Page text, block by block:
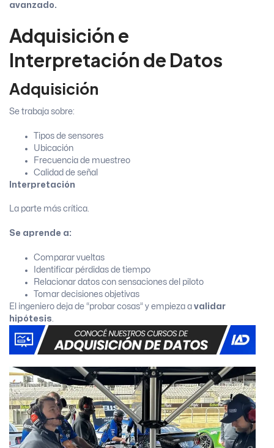
avanzado.
Adquisición e
Interpretación de Datos
Adquisición
Se trabaja sobre:
Tipos de sensores
Ubicación
Frecuencia de muestreo
Calidad de señal
Interpretación
La parte más crítica.
Se aprende a:
Comparar vueltas
Identificar pérdidas de tiempo
Relacionar datos con sensaciones del piloto
Tomar decisiones objetivas
El ingeniero deja de “probar cosas” y empieza a validar
hipótesis